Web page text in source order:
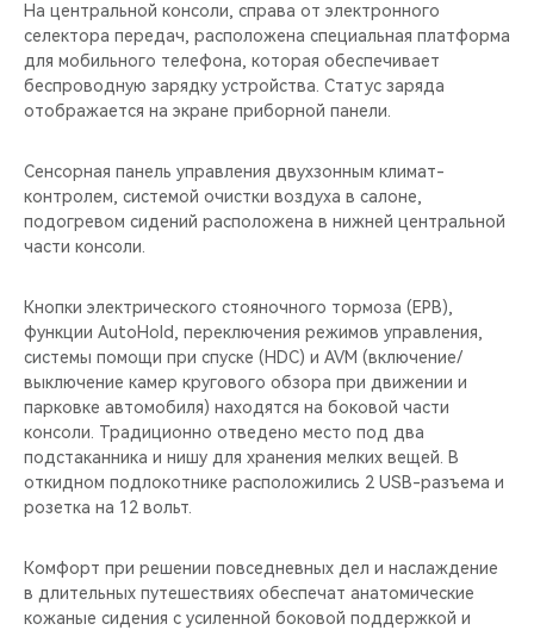
На центральной консоли, справа от электронного
селектора передач, расположена специальная платформа
для мобильного телефона, которая обеспечивает
беспроводную зарядку устройства. Статус заряда
отображается на экране приборной панели.
Сенсорная панель управления двухзонным климат-
контролем, системой очистки воздуха в салоне,
подогревом сидений расположена в нижней центральной
части консоли.
Кнопки электрического стояночного тормоза (EPB),
функции AutoHold, переключения режимов управления,
системы помощи при спуске (HDC) и AVM (включение/
выключение камер кругового обзора при движении и
парковке автомобиля) находятся на боковой части
консоли. Традиционно отведено место под два
подстаканника и нишу для хранения мелких вещей. В
откидном подлокотнике расположились 2 USB-разъема и
розетка на 12 вольт.
Комфорт при решении повседневных дел и наслаждение
в длительных путешествиях обеспечат анатомические
кожаные сидения с усиленной боковой поддержкой и